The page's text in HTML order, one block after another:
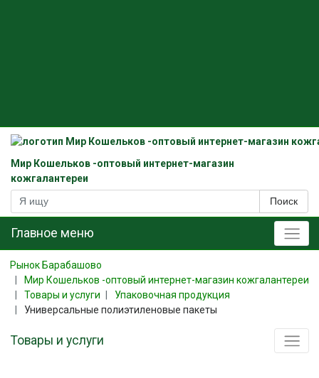
Мир Кошельков -оптовый интернет-магазин
кожгалантереи
Поиск
Главное меню
Рынок Барабашово
Мир Кошельков -оптовый интернет-магазин кожгалантереи
Товары и услуги
Упаковочная продукция
Универсальные полиэтиленовые пакеты
Товары и услуги